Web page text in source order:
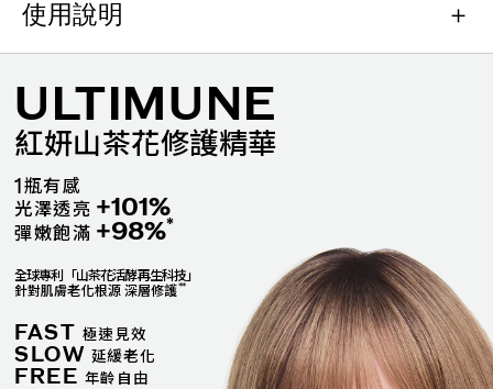
使用說明
ULTIMUNE
紅妍山茶花修護精華
1瓶有感
光澤透亮+101%
彈嫩飽滿+98%*
全球專利「山茶花活酵再生科技」
針對肌膚老化根源 深層修護**
FAST 極速見效
SLOW 延緩老化
FREE 年齡自由